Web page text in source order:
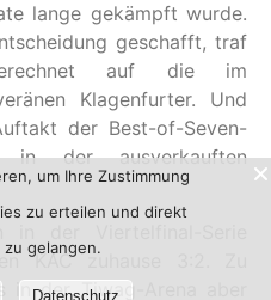
lange gekämpft wurde.
geschafft, traf
auf die im
Klagenfurter. Und
der Best-of-Seven-
in der ausverkauften
KAC zuhause 3:2. Zu
in der Tiwag-Arena aber
um Ihre Zustimmung
zu erteilen und direkt
zu gelangen.
Datenschutz